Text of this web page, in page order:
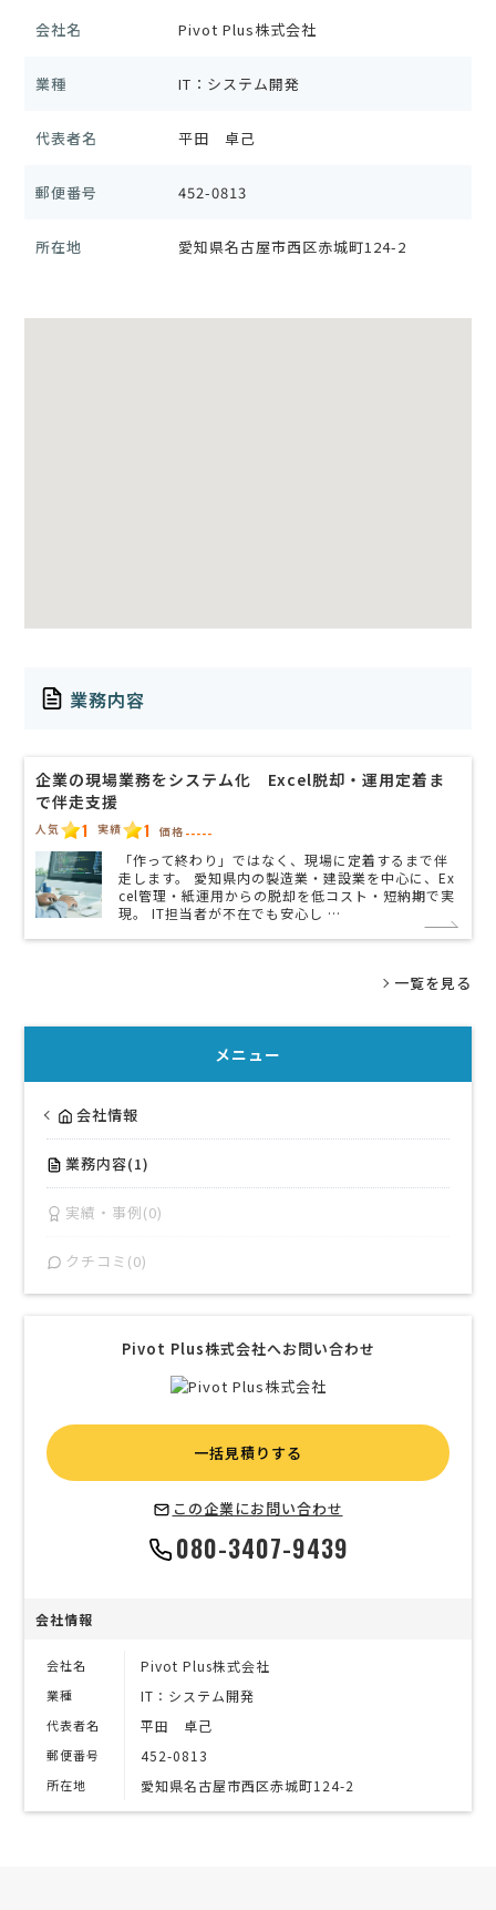
会社名 Pivot Plus株式会社
業種 IT：システム開発
代表者名 平田 卓己
郵便番号 452-0813
所在地 愛知県名古屋市西区赤城町124-2
業務内容
企業の現場業務をシステム化 Excel脱却・運用定着ま
で伴走支援
人気 1 実績 1 価格 -----
「作って終わり」ではなく、現場に定着するまで伴
走します。 愛知県内の製造業・建設業を中心に、Ex
cel管理・紙運用からの脱却を低コスト・短納期で実
現。 IT担当者が不在でも安心し …
一覧を見る
メニュー
会社情報
業務内容(1)
実績・事例(0)
クチコミ(0)
Pivot Plus株式会社へお問い合わせ
一括見積りする
この企業にお問い合わせ
080-3407-9439
会社情報
会社名 Pivot Plus株式会社
業種 IT：システム開発
代表者名 平田 卓己
郵便番号 452-0813
所在地 愛知県名古屋市西区赤城町124-2